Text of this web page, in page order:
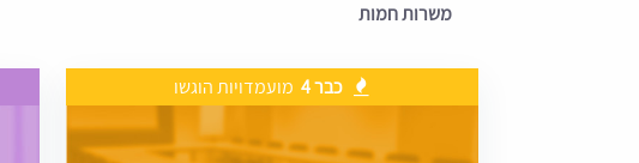
משרות חמות
כבר 4 מועמדויות הוגשו